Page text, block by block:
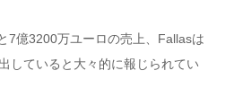
7億3200万ユーロの売上、Fallasは
していると大々的に報じられてい